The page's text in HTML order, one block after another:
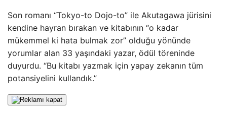
Son romanı “Tokyo-to Dojo-to” ile Akutagawa jürisini
kendine hayran bırakan ve kitabının “o kadar
mükemmel ki hata bulmak zor” olduğu yönünde
yorumlar alan 33 yaşındaki yazar, ödül töreninde
duyurdu. “Bu kitabı yazmak için yapay zekanın tüm
potansiyelini kullandık.”